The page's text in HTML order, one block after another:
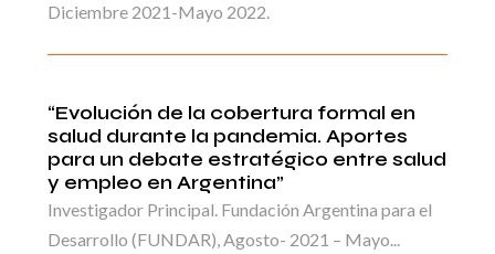
Diciembre 2021-Mayo 2022.
“Evolución de la cobertura formal en
salud durante la pandemia. Aportes
para un debate estratégico entre salud
y empleo en Argentina”
Investigador Principal. Fundación Argentina para el
Desarrollo (FUNDAR), Agosto- 2021 – Mayo...